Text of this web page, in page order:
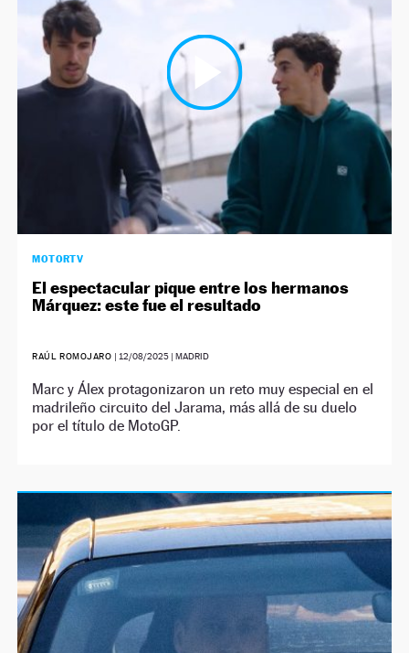
NEWSLETTER
SÍGUENOS
MOTORTV
El espectacular pique entre los hermanos
Márquez: este fue el resultado
RAÚL ROMOJARO | 12/08/2025| MADRID
Marc y Álex protagonizaron un reto muy especial en el
madrileño circuito del Jarama, más allá de su duelo
por el título de MotoGP.